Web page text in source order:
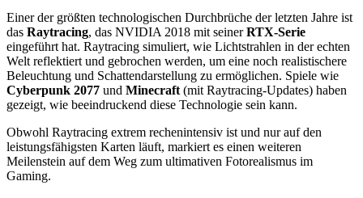
Einer der größten technologischen Durchbrüche der letzten Jahre ist
das Raytracing, das NVIDIA 2018 mit seinerRTX-Serie
eingeführt hat. Raytracing simuliert, wie Lichtstrahlen in der echten
Welt reflektiert und gebrochen werden, um eine noch realistischere
Beleuchtung und Schattendarstellung zu ermöglichen. Spiele wie
Cyberpunk 2077 und Minecraft (mit Raytracing-Updates) haben
gezeigt, wie beeindruckend diese Technologie sein kann.
Obwohl Raytracing extrem rechenintensiv ist und nur auf den
leistungsfähigsten Karten läuft, markiert es einen weiteren
Meilenstein auf dem Weg zum ultimativen Fotorealismus im
Gaming.